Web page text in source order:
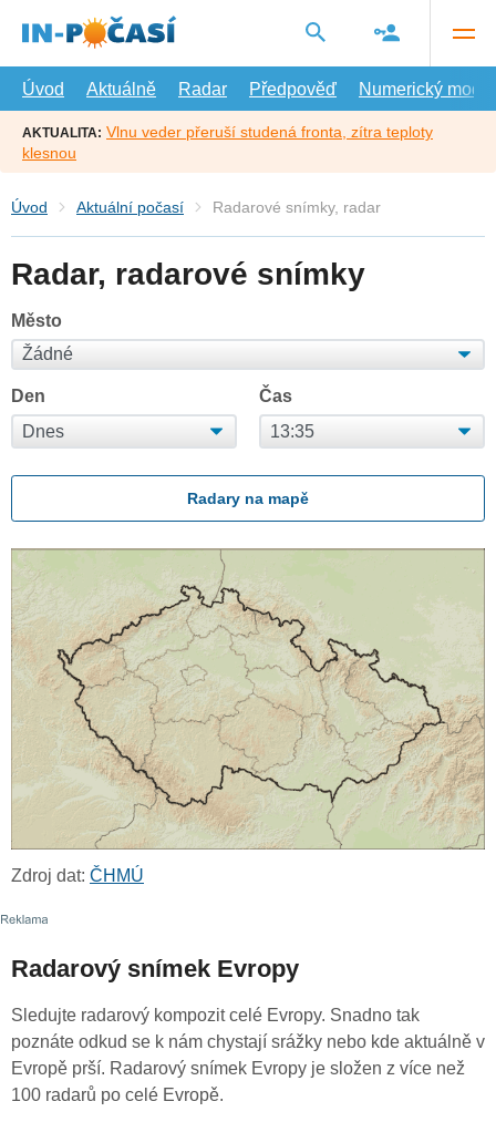
hlavní
Úvod
Aktuálně Radar Předpověď Numerický model
AKTUALITA: Vlnu veder přeruší studená fronta, zítra teploty
klesnou
Úvod Aktuální počasí Radarové snímky, radar
Radar, radarové snímky
Město
Den Čas
Radary na mapě
Zdroj dat: ČHMÚ
Radarový snímek Evropy
Sledujte radarový kompozit celé Evropy. Snadno tak
poznáte odkud se k nám chystají srážky nebo kde aktuálně v
Evropě prší. Radarový snímek Evropy je složen z více než
100 radarů po celé Evropě.